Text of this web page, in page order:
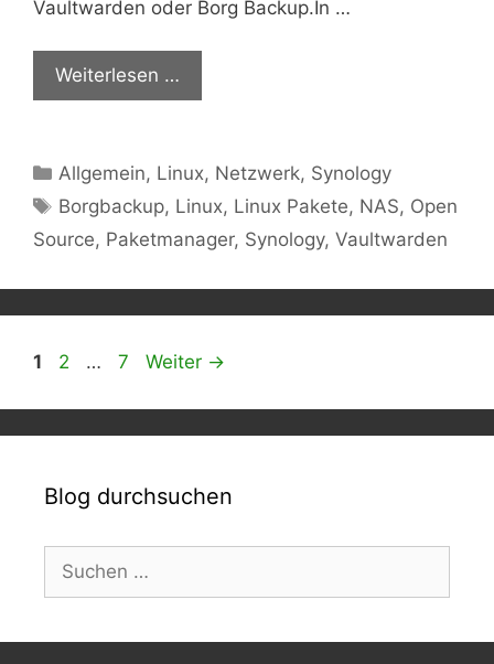
Vaultwarden oder Borg Backup.In …
Weiterlesen …
Kategorien
Allgemein, Linux, Netzwerk, Synology
Schlagwörter
Borgbackup, Linux, Linux Pakete, NAS, Open
Source, Paketmanager, Synology, Vaultwarden
Seite
1 Seite
2 … Seite
7 Weiter →
Blog durchsuchen
nach: